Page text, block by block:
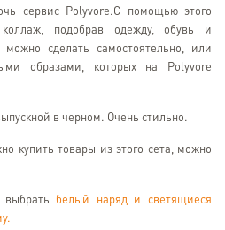
сервис Polyvore.C помощью этого
подобрав одежду, обувь и
сделать самостоятельно, или
образами, которых на Polyvore
в черном. Очень стильно.
купить товары из этого сета, можно
белый наряд и светящиеся